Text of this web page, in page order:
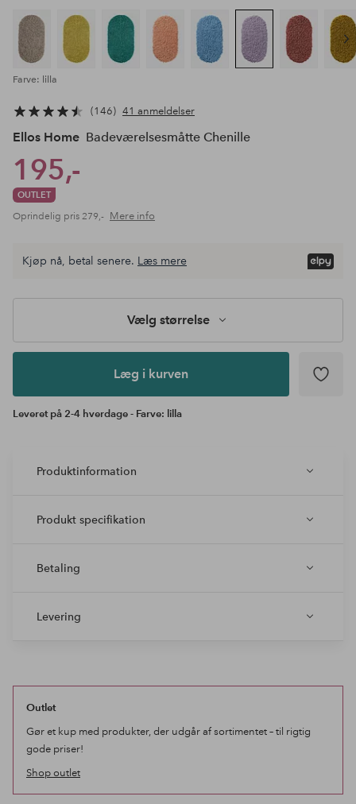
Farve: lilla
146 41 anmeldelser
Ellos Home Badeværelsesmåtte Chenille
195,-
OUTLET
Oprindelig pris 279,- Mere info
størrelse
Læg i
Kjøp nå, betal senere. Læs mere
Vælg størrelse
Læg i kurven
Leveret på 2-4 hverdage - Farve: lilla
Produktinformation
Produkt specifikation
Betaling
Levering
Outlet
Gør et kup med produkter, der udgår af sortimentet – til rigtig
gode priser!
Shop outlet